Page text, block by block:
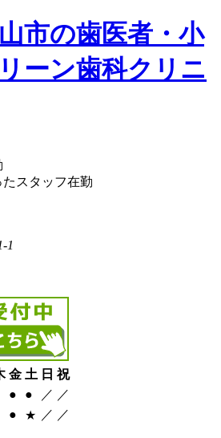
市の歯医者・小
ーン歯科クリニ
スタッフ在勤
1
金 土 日 祝
● ● ／ ／
● ★ ／ ／